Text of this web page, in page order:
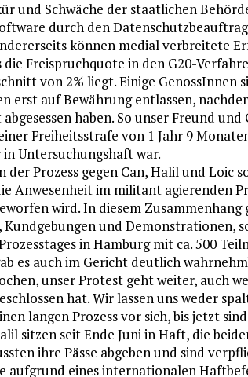
und Schwäche der staatlichen
durch den
können medial verbreitete
die Freispruchquote in den G20-
von 2% liegt. Einige GenossInnen
erst auf Bewährung entlassen,
haben. So unser Freund und
Freiheitsstrafe von 1 Jahr 9
in Untersuchungshaft war.
der Prozess gegen Can, Halil und Loic
Anwesenheit im militant agierenden
wird. In diesem
und Demonstrationen,
in Hamburg mit ca. 500
es auch im Gericht deutlich
unser Protest geht weiter, auch
hat. Wir lassen uns weder
langen Prozess vor sich, bis jetzt
sitzen seit Ende Juni in Haft, die
ihre Pässe abgeben und sind
aufgrund eines internationalen